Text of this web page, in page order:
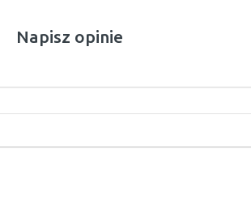
Napisz opinie